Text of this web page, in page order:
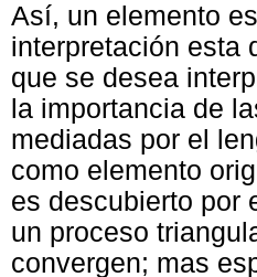
Así, un elemento
interpretación esta
que se desea
la importancia de
mediadas por el
como elemento
es descubierto por
un proceso
convergen; mas